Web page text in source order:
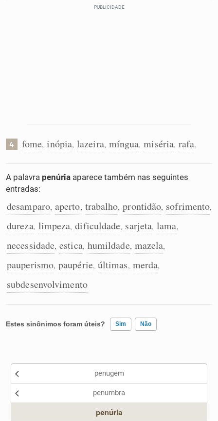
4 fome, inópia, lazeira, míngua, miséria, rafa.
A palavra penúria aparece também nas seguintes
entradas:
desamparo, aperto, trabalho, prontidão, sofrimento,
dureza, limpeza, dificuldade, sarjeta, lama,
necessidade, estica, humildade, mazela,
pauperismo, paupérie, últimas, merda,
subdesenvolvimento
Estes sinônimos foram úteis? Sim Não
Nenhum dos sinônimos apresentados me ajudou
penugem
penumbra
penúria